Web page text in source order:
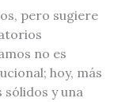
pero sugiere
no es
hoy, más
y una